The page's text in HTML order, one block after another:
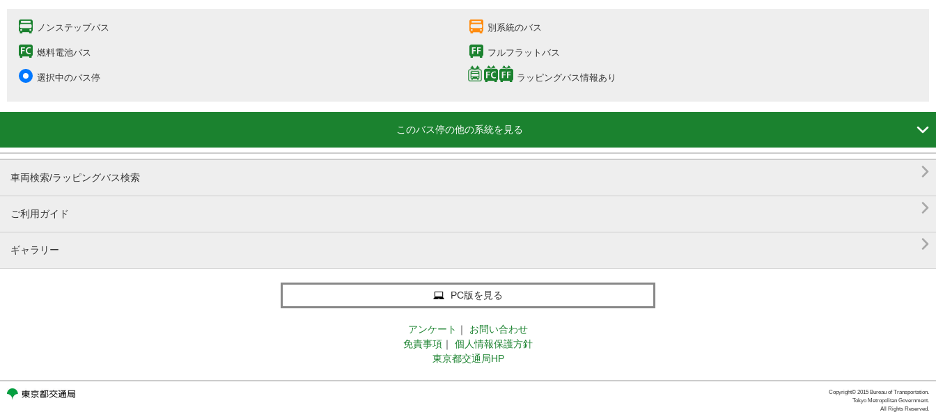
ノンステップバス 別系統のバス
燃料電池バス フルフラットバス
選択中のバス停 ラッピングバス情報あり
このバス停の他の系統を見る 
車両検索/ラッピングバス検索 
ご利用ガイド 
ギャラリー 
PC版を見る
アンケート ｜
お問い合わせ
免責事項 ｜
個人情報保護方針
東京都交通局HP
Copyright© 2015 Bureau of Transportation.
Tokyo Metropolitan Government.
All Rights Reserved.